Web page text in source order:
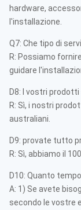
hardware,
l'installazione.
Q7: Che tipo di
R: Possiamo
guidare
D8: I vostri
R: Sì, i nostri
australiani.
D9: provate tutto
R: Sì, abbiamo il
D10: Quanto
A: 1) Se avete
secondo le vostre